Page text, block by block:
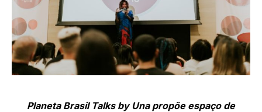
Planeta Brasil Talks by Una propõe espaço de